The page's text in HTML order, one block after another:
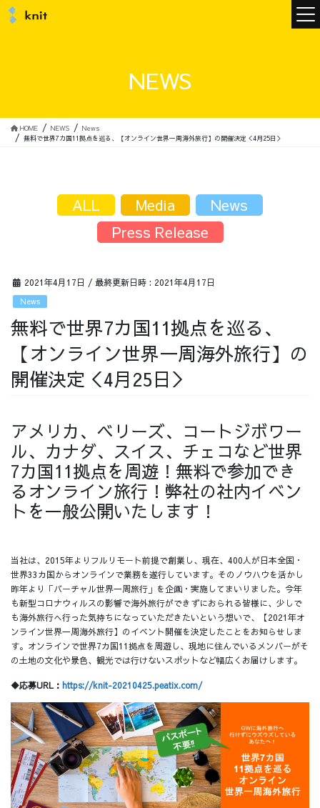
サービス
採用情報
採用情報トップ チームインタビュー01
チームインタビュー02
お問い合わせ
NEWS
HOME NEWS
News
無料で世界7カ国11拠点を巡る、【オンライン世界一周海外旅行】の開催決定＜4月25日＞
2021年4月17日 / 最終更新日時 : 2021年4月17日
News
無料で世界7カ国11拠点を巡る、
【オンライン世界一周海外旅行】の
開催決定＜4月25日＞
アメリカ、ベリーズ、コートジボワー
ル、カナダ、スイス、チェコなど世界
7カ国11拠点を周遊！無料で参加でき
るオンライン旅行！弊社の社内イベン
トを一般公開いたします！
当社は、2015年よりフルリモート前提で創業し、現在、400人が日本全国・
世界33カ国からオンラインで業務を遂行しています。そのノウハウを活かし
昨年より「バーチャル世界一周旅行」を企画・実施してまいりました。今年
も新型コロナウィルスの影響で海外旅行ができずにおられる皆様に、少しで
も海外旅行へ行った気持ちになっていただきたいという想いで、【2021年オ
ンライン世界一周海外旅行】のイベント開催を決定したことをお知らせしま
す。オンラインで世界7カ国11拠点を周遊し、現地に住んでいるメンバーがそ
の土地の文化や景色、観光では行けないスポットなど幅広くお届けします。
◆応募URL： https://knit-20210425.peatix.com/
ALL Media
News
Press Release